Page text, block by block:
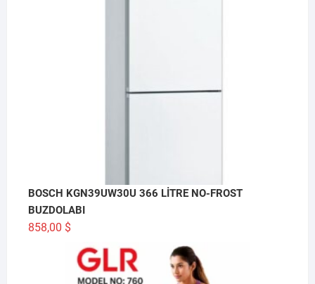
BOSCH KGN39UW30U 366 LİTRE NO-FROST
BUZDOLABI
858,00 $